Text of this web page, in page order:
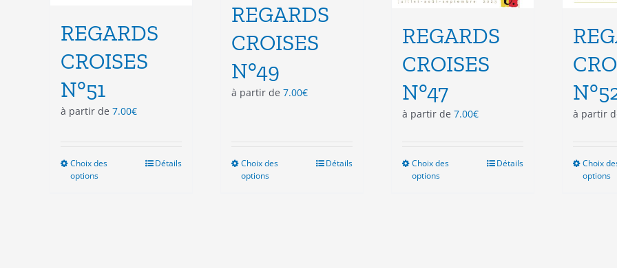
REGARDS
CROISES
N°51
à partir de 7.00€
Choix des
options
Détails
REGARDS
CROISES
N°49
à partir de 7.00€
Choix des
options
Détails
REGARDS
CROISES
N°47
à partir de 7.00€
Choix des
options
Détails
à partir
Choix
options